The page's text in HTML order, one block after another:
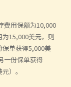
费用保额为10,000
15,000美元，则
单获得5,000美
一份保单获得
）。